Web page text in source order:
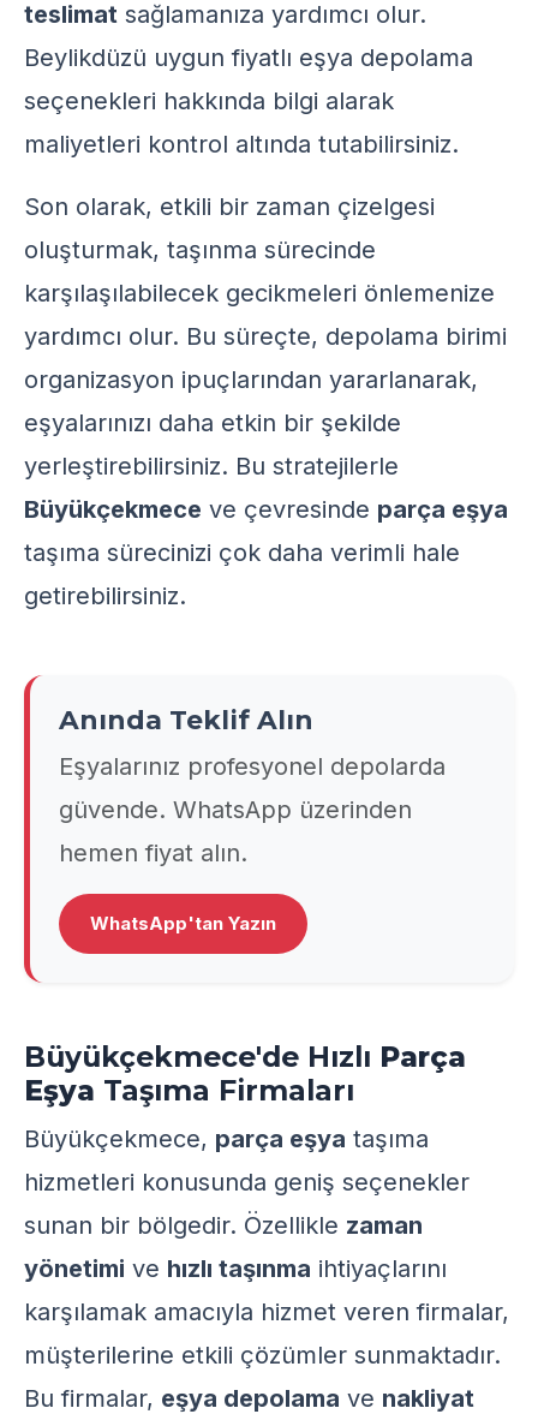
teslimat sağlamanıza yardımcı olur.
Beylikdüzü uygun fiyatlı eşya depolama
seçenekleri hakkında bilgi alarak
maliyetleri kontrol altında tutabilirsiniz.
Son olarak, etkili bir zaman çizelgesi
oluşturmak, taşınma sürecinde
karşılaşılabilecek gecikmeleri önlemenize
yardımcı olur. Bu süreçte, depolama birimi
organizasyon ipuçlarından yararlanarak,
eşyalarınızı daha etkin bir şekilde
yerleştirebilirsiniz. Bu stratejilerle
Büyükçekmece ve çevresinde parça eşya
taşıma sürecinizi çok daha verimli hale
getirebilirsiniz.
Anında Teklif Alın
Eşyalarınız profesyonel depolarda
güvende. WhatsApp üzerinden
hemen fiyat alın.
WhatsApp'tan Yazın
Büyükçekmece'de Hızlı Parça
Eşya Taşıma Firmaları
Büyükçekmece, parça eşya taşıma
hizmetleri konusunda geniş seçenekler
sunan bir bölgedir. Özellikle zaman
yönetimi ve hızlı taşınma ihtiyaçlarını
karşılamak amacıyla hizmet veren firmalar,
müşterilerine etkili çözümler sunmaktadır.
Bu firmalar, eşya depolama ve nakliyat